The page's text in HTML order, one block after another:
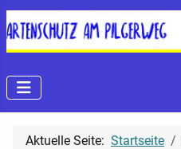
Aktuelle Seite: Startseite